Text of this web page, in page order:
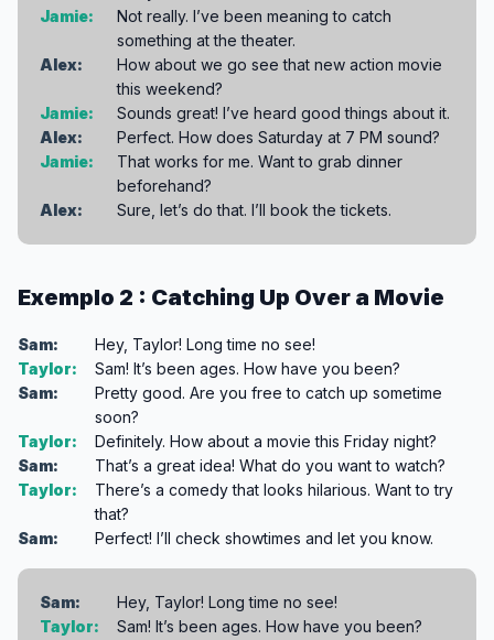
Jamie:
Not really. I’ve been meaning to catch
something at the theater.
Alex:
How about we go see that new action movie
this weekend?
Jamie:
Sounds great! I’ve heard good things about it.
Alex:
Perfect. How does Saturday at 7 PM sound?
Jamie:
That works for me. Want to grab dinner
beforehand?
Alex:
Sure, let’s do that. I’ll book the tickets.
Exemplo 2 : Catching Up Over a Movie
Sam:
Hey, Taylor! Long time no see!
Taylor:
Sam! It’s been ages. How have you been?
Sam:
Pretty good. Are you free to catch up sometime
soon?
Taylor:
Definitely. How about a movie this Friday night?
Sam:
That’s a great idea! What do you want to watch?
Taylor:
There’s a comedy that looks hilarious. Want to try
that?
Sam:
Perfect! I’ll check showtimes and let you know.
Sam:
Hey, Taylor! Long time no see!
Taylor:
Sam! It’s been ages. How have you been?